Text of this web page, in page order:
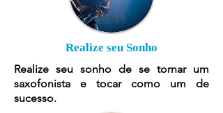
Realize seu Sonho
Realize seu sonho de se tornar um
saxofonista e tocar como um de
sucesso.